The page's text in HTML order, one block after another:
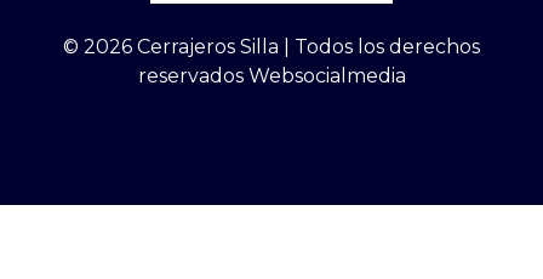
© 2026 Cerrajeros Silla | Todos los derechos
reservados Websocialmedia